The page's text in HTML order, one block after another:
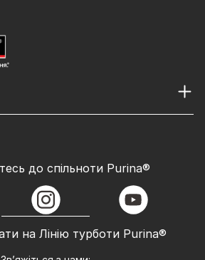
на Лінію турботи Purina®
до спільноти Purina®
instagram youtube